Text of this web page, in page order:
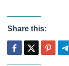
Share this: